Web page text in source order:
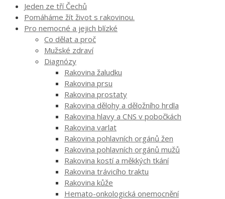
Jeden ze tří Čechů
Pomáháme žít život s rakovinou.
Pro nemocné a jejich blízké
Co dělat a proč
Mužské zdraví
Diagnózy
Rakovina žaludku
Rakovina prsu
Rakovina prostaty
Rakovina dělohy a děložního hrdla
Rakovina hlavy a CNS v pobočkách
Rakovina varlat
Rakovina pohlavních orgánů žen
Rakovina pohlavních orgánů mužů
Rakovina kostí a měkkých tkání
Rakovina trávicího traktu
Rakovina kůže
Hemato-onkologická onemocnění